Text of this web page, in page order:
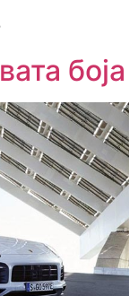
боја